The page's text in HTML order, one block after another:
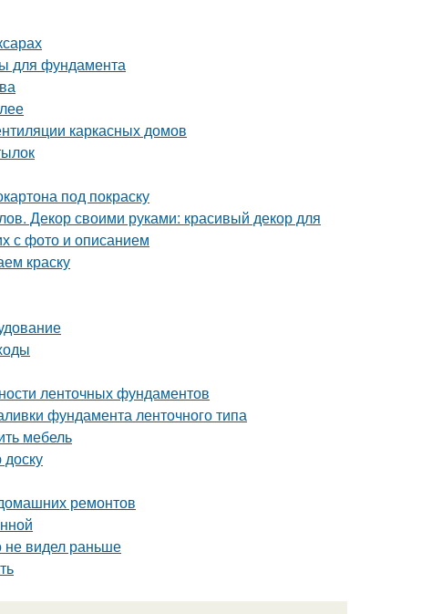
для фундамента
каркасных домов
под покраску
Декор своими руками: красивый декор для
с фото и описанием
краску
ленточных фундаментов
фундамента ленточного типа
мебель
ремонтов
не видел раньше